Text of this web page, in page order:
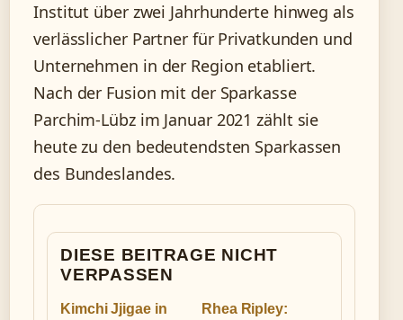
Institut über zwei Jahrhunderte hinweg als
verlässlicher Partner für Privatkunden und
Unternehmen in der Region etabliert.
Nach der Fusion mit der Sparkasse
Parchim-Lübz im Januar 2021 zählt sie
heute zu den bedeutendsten Sparkassen
des Bundeslandes.
DIESE BEITRAGE NICHT
VERPASSEN
Kimchi Jjigae in
Rhea Ripley: